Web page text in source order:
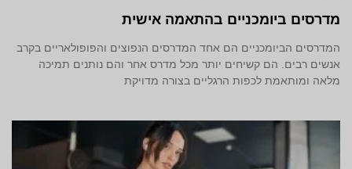
מדרסים ביומכניים בהתאמה אישית
המדרסים הביומכניים הם אחד המדרסים הנפוצים והפופולאריים בקרב
אנשים רבים. הם קשיחים יותר מכל מדרס אחר והם נותנים תמיכה
מלאה ומותאמת לכפות הרגליים בצורה מדויקת